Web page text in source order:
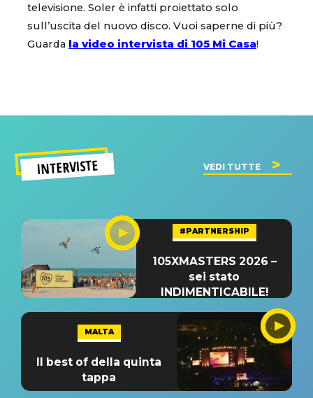
televisione. Soler è infatti proiettato solo
sull’uscita del nuovo disco. Vuoi saperne di più?
Guarda la video intervista di 105 Mi Casa!
INTERVISTE VEDI TUTTE
#PARTNERSHIP
105XMASTERS 2026 –
sei stato
INDIMENTICABILE!
MALTA
Il best of della quinta
tappa